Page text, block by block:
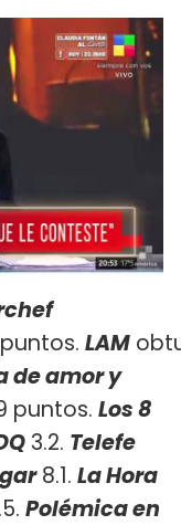
LAM
de amor y
puntos. Los 8
3.2. Telefe
8.1. La Hora
Polémica en